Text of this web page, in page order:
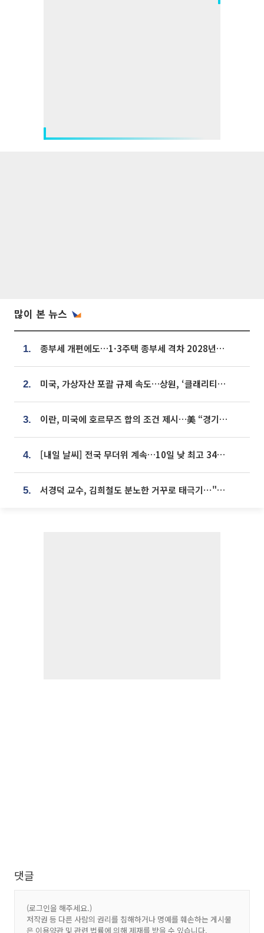
많이 본 뉴스
1. 종부세 개편에도…1·3주택 종부세 격차 2028년부터 확대
2. 미국, 가상자산 포괄 규제 속도…상원, ‘클래리티법’ 9월 절차투표 추진
3. 이란, 미국에 호르무즈 합의 조건 제시…美 “경기 아직 안 끝나” [종합]
4. [내일 날씨] 전국 무더위 계속…10일 낮 최고 34도 육박
5. 서경덕 교수, 김희철도 분노한 거꾸로 태극기⋯"엉터리는 아냐, 아쉬울 뿐"
댓글